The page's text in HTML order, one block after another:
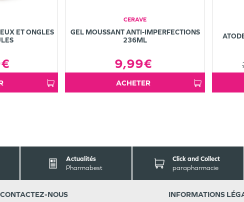
ET ONGLES
CERAVE
GEL MOUSSANT ANTI-IMPERFECTIONS
236ML
9,99€
ACHETER
Actualités
Pharmabest
Click and Collect
parapharmacie
CONTACTEZ-NOUS INFORMATIONS